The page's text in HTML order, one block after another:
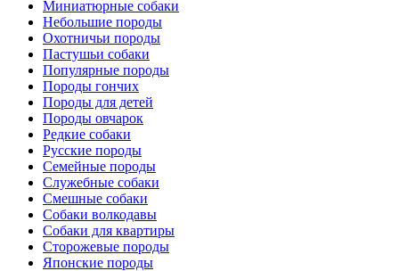
Миниатюрные собаки
Небольшие породы
Охотничьи породы
Пастушьи собаки
Популярные породы
Породы гончих
Породы для детей
Породы овчарок
Редкие собаки
Русские породы
Семейные породы
Служебные собаки
Смешные собаки
Собаки волкодавы
Собаки для квартиры
Сторожевые породы
Японские породы